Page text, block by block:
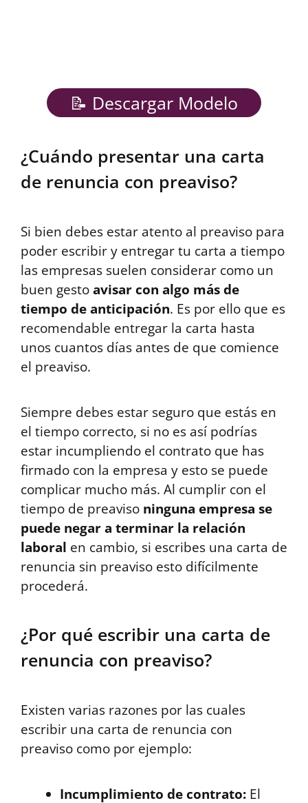
📝 Descargar Modelo
¿Cuándo presentar una carta
de renuncia con preaviso?
Si bien debes estar atento al preaviso para
poder escribir y entregar tu carta a tiempo
las empresas suelen considerar como un
buen gestoavisar con algo más de
tiempo de anticipación. Es por ello que es
recomendable entregar la carta hasta
unos cuantos días antes de que comience
el preaviso.
Siempre debes estar seguro que estás en
el tiempo correcto, si no es así podrías
estar incumpliendo el contrato que has
firmado con la empresa y esto se puede
complicar mucho más. Al cumplir con el
tiempo de preaviso ninguna empresa se
puede negar a terminar la relación
laboral en cambio, si escribes una carta de
renuncia sin preaviso esto difícilmente
procederá.
¿Por qué escribir una carta de
renuncia con preaviso?
Existen varias razones por las cuales
escribir una carta de renuncia con
preaviso como por ejemplo:
Incumplimiento de contrato: El